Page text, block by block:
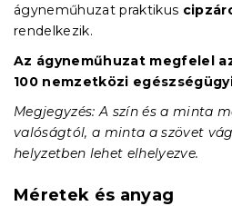
ágyneműhuzat praktikus
rendelkezik.
Az ágyneműhuzat megfelel
100 nemzetközi
Megjegyzés: A szín és a minta
valóságtól, a minta a szövet
helyzetben lehet elhelyezve.
Méretek és anyag